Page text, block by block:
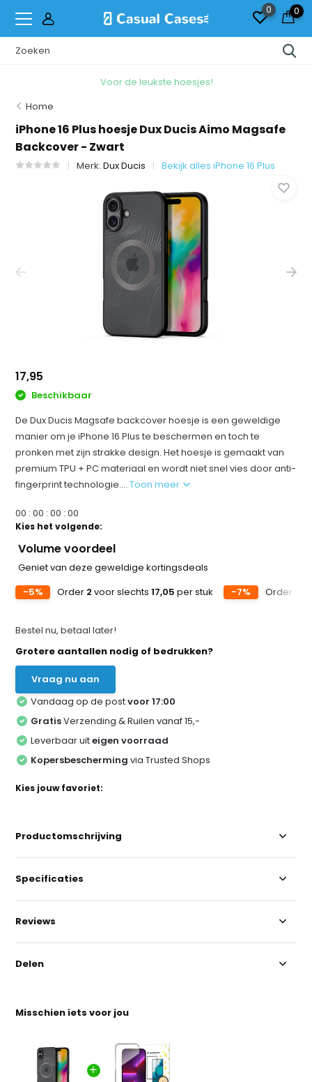
0 0
Voor de leukste hoesjes!
Home
iPhone 16 Plus hoesje Dux Ducis Aimo Magsafe
Backcover - Zwart
Merk:Dux Ducis Bekijk alles iPhone 16 Plus
17,95
Beschikbaar
De Dux Ducis Magsafe backcover hoesje is een geweldige
manier om je iPhone 16 Plus te beschermen en toch te
pronken met zijn strakke design. Het hoesje is gemaakt van
premium TPU + PC materiaal en wordt niet snel vies door anti-
fingerprint technologie....Toon meer
00 :00 :00 :00
Kies het volgende:
Volume voordeel
Geniet van deze geweldige kortingsdeals
-5%
Order 2 voor slechts17,05 per stuk -7% Order
Bestel nu, betaal later!
Grotere aantallen nodig of bedrukken?
Vraag nu aan
Vandaag op de postvoor 17:00
GratisVerzending & Ruilen vanaf 15,-
Leverbaar uiteigen voorraad
Kopersbescherming via Trusted Shops
Kies jouw favoriet:
Misschien iets voor jou
Productomschrijving
Specificaties
Reviews
Delen